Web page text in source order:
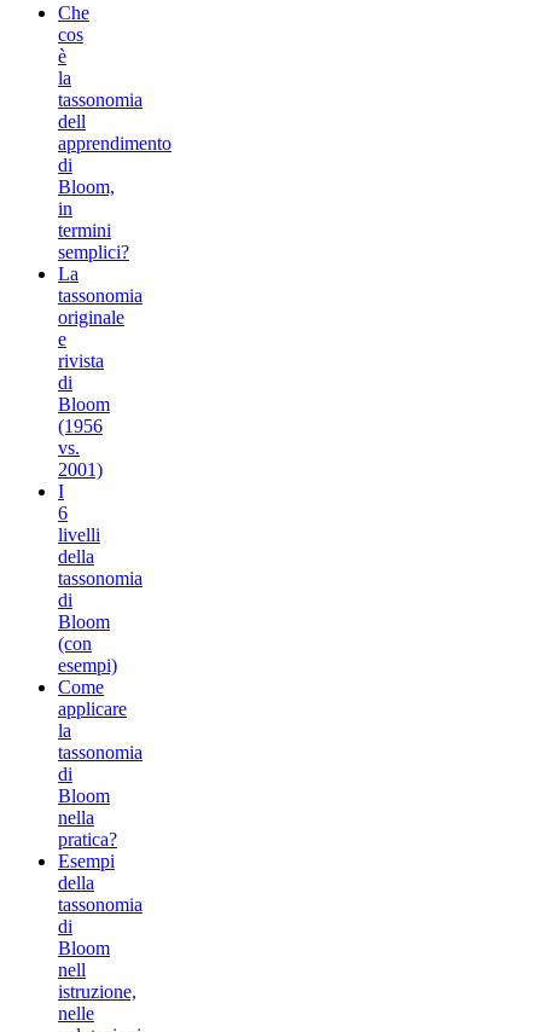
Che
cos
è
la
tassonomia
dell
apprendimento
di
Bloom,
in
termini
semplici?
La
tassonomia
originale
e
rivista
di
Bloom
(1956
vs.
2001)
I
6
livelli
della
tassonomia
di
Bloom
(con
esempi)
Come
applicare
la
tassonomia
di
Bloom
nella
pratica?
Esempi
della
tassonomia
di
Bloom
nell
istruzione,
nelle